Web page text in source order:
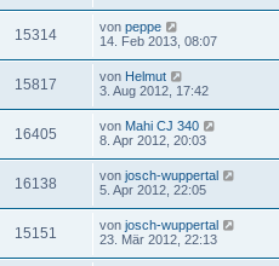
15314 von peppe
14. Feb 2013, 08:07
15817 von Helmut
3. Aug 2012, 17:42
16405 von Mahi CJ 340
8. Apr 2012, 20:03
16138 von josch-wuppertal
5. Apr 2012, 22:05
15151 von josch-wuppertal
23. Mär 2012, 22:13